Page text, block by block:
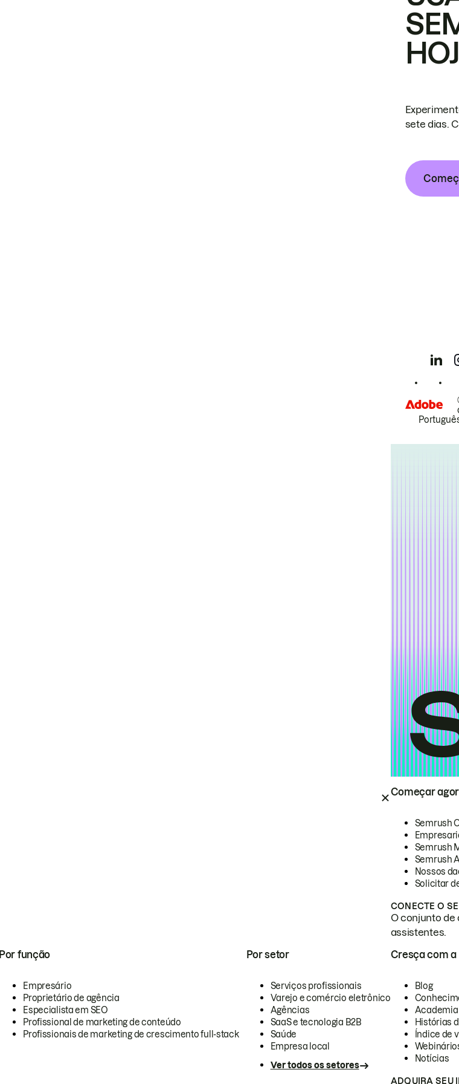
Começar
Semrush
Semrush
Semrush
Nossos
Solicitar
CONECTE O
O conjunto de
assistentes.
Por função
Empresário
Proprietário de agência
Especialista em SEO
Profissional de marketing de conteúdo
Profissionais de marketing de crescimento full-stack
Por setor
Serviços profissionais
Varejo e comércio eletrônico
Agências
SaaS e tecnologia B2B
Saúde
Empresa local
Ver todos os setores
Cresça com a
Blog
Academia
Histórias
Índice de
Notícias
ADQUIRA SEU
sete dias.